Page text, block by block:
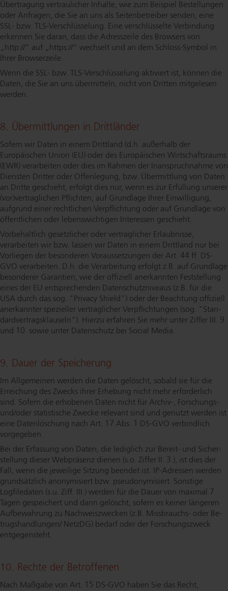
Übertragung vertraulicher Inhalte, wie zum Beispiel Bestellungen
oder Anfragen, die Sie an uns als Sei­ten­be­trei­ber senden, eine
SSL- bzw. TLS-Ver­schlüs­se­lung. Eine ver­schlüs­sel­te Verbindung
erkennen Sie daran, dass die Adresszeile des Browsers von
„http://“ auf „https://“ wechselt und an dem Schloss-Sym­bol in
Ihrer Browserzeile.
Wenn die SSL- bzw. TLS-Ver­schlüs­se­lung aktiviert ist, können die
Daten, die Sie an uns übermitteln, nicht von Dritten mitgelesen
werden.
8. Über­mitt­lun­gen in Drittländer
Sofern wir Daten in einem Drittland (d.h. außerhalb der
Europäischen Union (EU) oder des Europäischen Wirt­schafts­raums
(EWR) verarbeiten oder dies im Rahmen der In­an­spruch­nah­me von
Diensten Dritter oder Offenlegung, bzw. Übermittlung von Daten
an Dritte geschieht, erfolgt dies nur, wenn es zur Erfüllung unserer
(vor)vertraglichen Pflichten, auf Grundlage Ihrer Einwilligung,
aufgrund einer rechtlichen Verpflichtung oder auf Grundlage von
öffentlichen oder le­bens­wich­ti­gen Interessen geschieht.
Vorbehaltlich gesetzlicher oder vertraglicher Erlaubnisse,
verarbeiten wir bzw. lassen wir Daten in einem Drittland nur bei
Vorliegen der besonderen Vor­aus­set­zun­gen der Art. 44 ff. DS-
GVO verarbeiten. D.h. die Verarbeitung erfolgt z.B. auf Grundlage
besonderer Garantien, wie der offiziell anerkannten Feststellung
eines der EU ent­spre­chen­den Da­ten­schutz­ni­veaus (z.B. für die
USA durch das sog. "Privacy Shield") oder der Beachtung offiziell
anerkannter spezieller vertraglicher Ver­pflich­tun­gen (sog. "Stan­
dard­ver­trags­klau­seln"). Hierzu erfahren Sie mehr unter Ziffer III. 9.
und 10. sowie unter Datenschutz bei Social Media.
9. Dauer der Speicherung
Im Allgemeinen werden die Daten gelöscht, sobald sie für die
Erreichung des Zwecks ihrer Erhebung nicht mehr erforderlich
sind. Sofern die erhobenen Daten nicht für Archiv-, Forschungs-
und/oder statistische Zwecke relevant sind und genutzt werden ist
eine Datenlöschung nach Art. 17 Abs. 1 DS-GVO verbindlich
vorgegeben.
Bei der Erfassung von Daten, die lediglich zur Bereit- und Si­cher­
stel­lung dieser Webpräsenz dienen (s.o. Ziffer II. 3.), ist dies der
Fall, wenn die jeweilige Sitzung beendet ist. IP-Adressen werden
grundsätzlich anonymisiert bzw. pseud­ony­mi­siert. Sonstige
Logfiledaten (s.u. Ziff. III.) werden für die Dauer von maximal 7
Tagen gespeichert und dann gelöscht, sofern es keiner längeren
Aufbewahrung zu Nach­weis­zwe­cken (z.B. Missbrauchs- oder Be­
trugs­hand­lun­gen/ NetzDG) bedarf oder der For­schungs­zweck
entgegensteht.
10. Rechte der Betroffenen
Nach Maßgabe von Art. 15 DS-GVO haben Sie das Recht,